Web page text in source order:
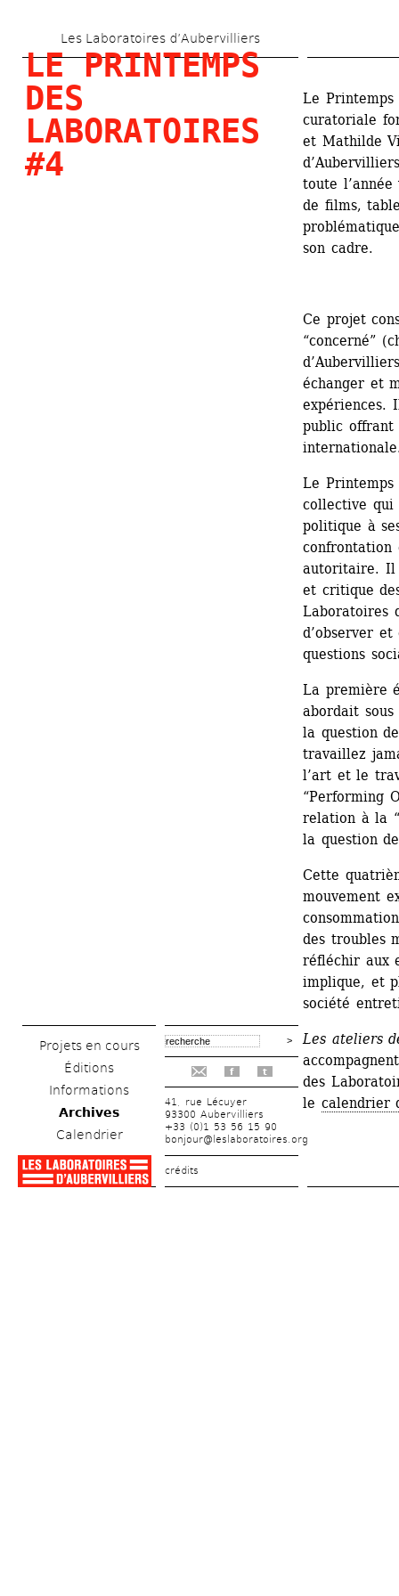
au
contenu
Les Laboratoires d’Aubervilliers
LE PRINTEMPS
DES
LABORATOIRES
#4
Projets en cours
Éditions
Informations
Archives
Calendrier
f t
41, rue Lécuyer
93300 Aubervilliers
+33 (0)1 53 56 15 90
bonjour@leslaboratoires.org
crédits
Le Printemps
curatoriale
et Mathilde
toute
de films,
son cadre.
Ce projet
“concerné”
échanger et
expériences.
public offrant
Le
collective qui
politique à
confrontation
autoritaire. Il
et critique
Laboratoires
d’observer
questions
La première
abordait
la question
travaillez
l’art et le
“Performing
relation à la
la question
Cette
mouvement
des troubles
réfléchir aux
implique, et
société
Les ateliers
des
le calendrier